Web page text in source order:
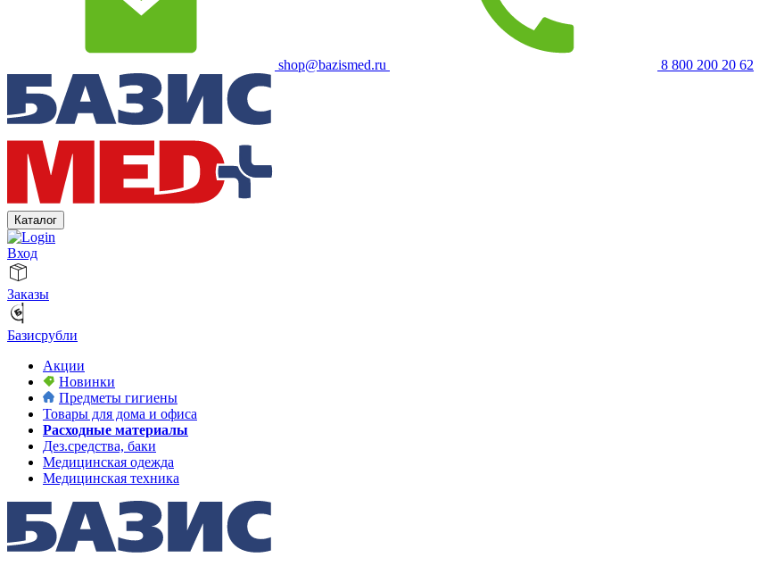
shop@bazismed.ru 8 800 200 20 62
Каталог
Вход
Заказы
Базисрубли
Акции
Новинки
Предметы гигиены
Товары для дома и офиса
Расходные материалы
Дез.средства, баки
Медицинская одежда
Медицинская техника